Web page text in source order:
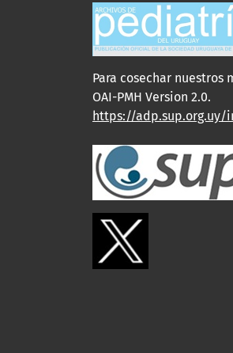
Para cosechar nuestros
OAI-PMH Version 2.0.
https://